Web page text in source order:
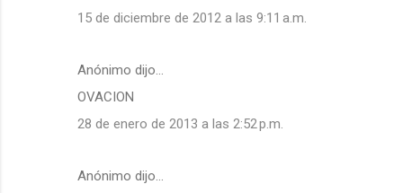
15 de diciembre de 2012 a las 9:11 a.m.
Anónimo dijo…
OVACION
28 de enero de 2013 a las 2:52 p.m.
Anónimo dijo…